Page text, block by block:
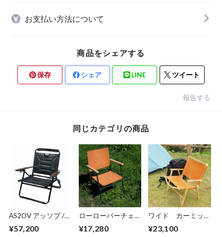
お支払い方法について
商品をシェアする
保存 シェア LINE ツイート
報告する
同じカテゴリの商品
AS2OV アッソブ /
リック CAMP
¥57,200
ローローバーチェア
ブリック DOD
¥17,280
ワイド カーミット
Chair 交換用レザー
¥23,100